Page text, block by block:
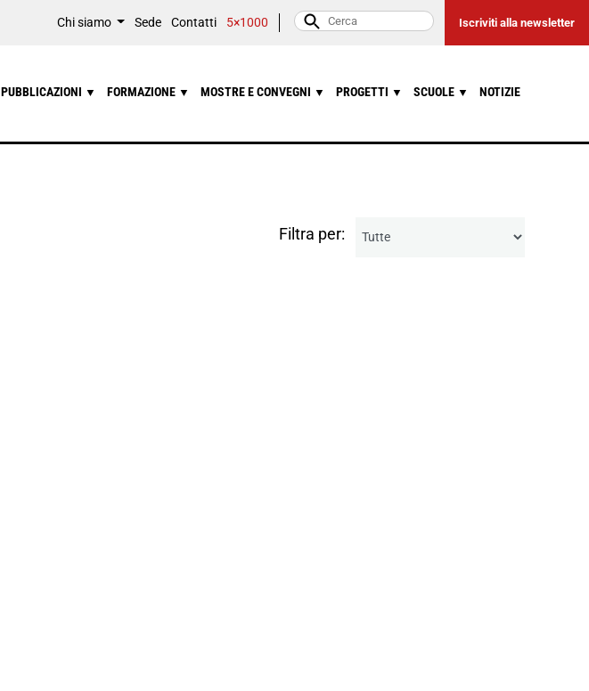
Chi siamo Sede Contatti 5×1000 Iscriviti alla newsletter
PUBBLICAZIONI ▼ FORMAZIONE ▼ MOSTRE E CONVEGNI ▼ PROGETTI ▼ SCUOLE ▼ NOTIZIE
Filtra per: